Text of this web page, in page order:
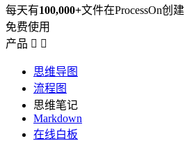
每天有100,000+文件在ProcessOn创建
免费使用
产品  
思维导图
流程图
思维笔记
Markdown
在线白板